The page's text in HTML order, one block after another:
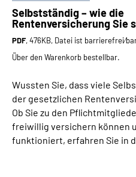
Selbstständig – wie die
Rentenversicherung Sie
PDF, 476KB, Datei ist
Über den Warenkorb bestellbar.
Wussten Sie, dass viele
der gesetzlichen
Ob Sie zu den
freiwillig versichern können
funktioniert, erfahren Sie in